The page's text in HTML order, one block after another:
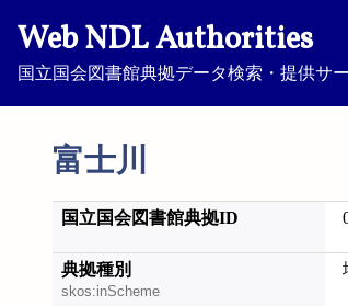
Web NDL Authorities
国立国会図書館典拠データ検索・提供サ
富士川
国立国会図書館典拠ID
典拠種別
skos:inScheme